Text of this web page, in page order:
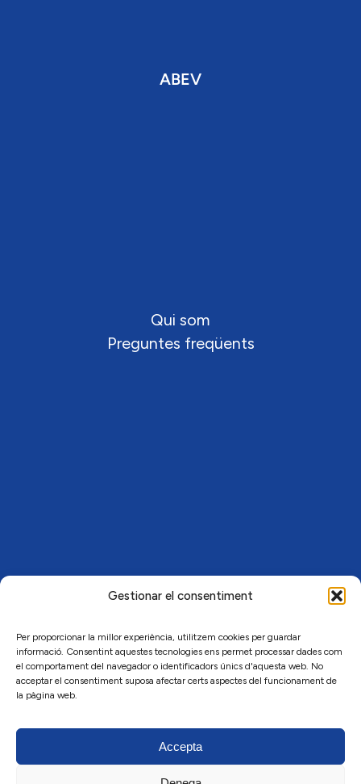
Gestionar el consentiment
Per proporcionar la millor experiència, utilitzem cookies per guardar
informació. Consentint aquestes tecnologies ens permet processar dades com
el comportament del navegador o identificadors únics d'aquesta web. No
acceptar el consentiment suposa afectar certs aspectes del funcionament de
la pàgina web.
Accepta
ABEV
Qui som
Preguntes freqüents